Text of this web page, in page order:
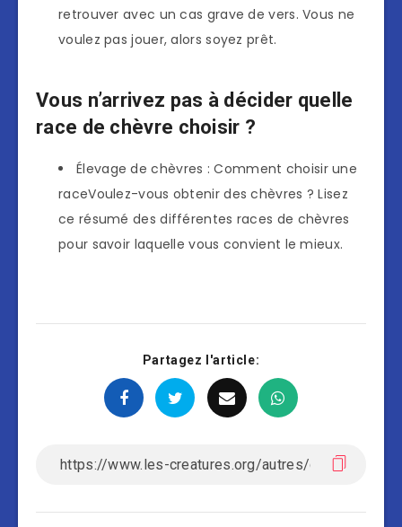
retrouver avec un cas grave de vers. Vous ne
voulez pas jouer, alors soyez prêt.
Vous n’arrivez pas à décider quelle
race de chèvre choisir ?
Élevage de chèvres : Comment choisir une
raceVoulez-vous obtenir des chèvres ? Lisez
ce résumé des différentes races de chèvres
pour savoir laquelle vous convient le mieux.
Partagez l'article: